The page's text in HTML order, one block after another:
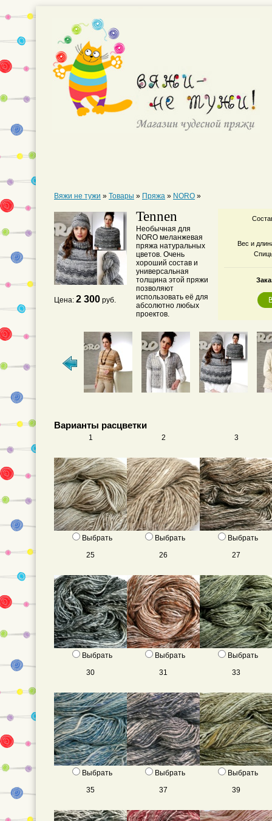
Вяжи не тужи » Товары » Пряжа » NORO »
Цена: 2 300 руб.
Tennen
Необычная для
NORO меланжевая
пряжа натуральных
цветов. Очень
хороший состав и
универсальная
толщина этой пряжи
позволяют
использовать её для
абсолютно любых
проектов.
Вес и
Варианты расцветки
1
Выбрать
2
Выбрать
3
Выбрать
25
Выбрать
26
Выбрать
27
Выбрать
30
Выбрать
31
Выбрать
33
Выбрать
35
37 39